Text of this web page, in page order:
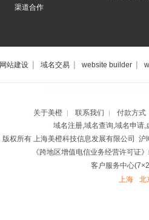
渠道合作
网站建设 | 域名交易 | website builder |
关于美橙 | 联系我们 | 付款方式
域名注册,域名查询,域名申请
版权所有 上海美橙科技信息发展有限公司 沪
《跨地区增值电信业务经营许可证
客户服务中心
上海
北